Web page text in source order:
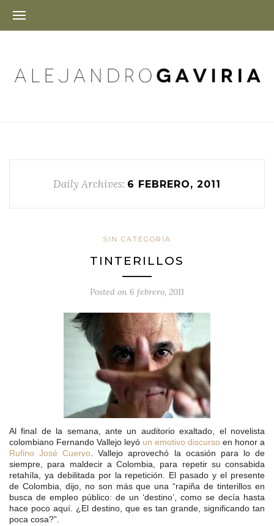
Daily Archives: 6 FEBRERO, 2011
SIN CATEGORÍA
TINTERILLOS
Posted on 6 febrero, 2011
Al final de la semana, ante un auditorio exaltado, el novelista
colombiano Fernando Vallejo leyó un emotivo discurso en honor a
Rufino José Cuervo. Vallejo aprovechó la ocasión para lo de
siempre, para maldecir a Colombia, para repetir su consabida
retahíla, ya debilitada por la repetición. El pasado y el presente
de Colombia, dijo, no son más que una “rapiña de tinterillos en
busca de empleo público: de un ‘destino’, como se decía hasta
hace poco aquí. ¿El destino, que es tan grande, significando tan
poca cosa?”.